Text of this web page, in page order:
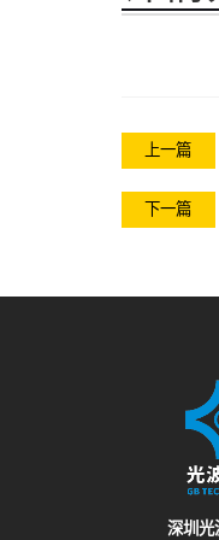
上一篇
下一篇
深圳光